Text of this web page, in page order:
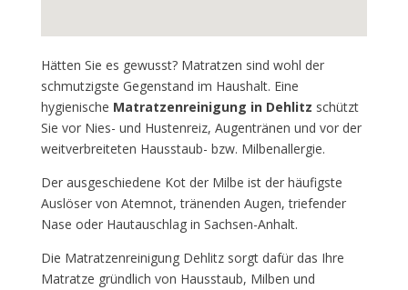
Hätten Sie es gewusst? Matratzen sind wohl der
schmutzigste Gegenstand im Haushalt. Eine
hygienische Matratzenreinigung in Dehlitz schützt
Sie vor Nies- und Hustenreiz, Augentränen und vor der
weitverbreiteten Hausstaub- bzw. Milbenallergie.
Der ausgeschiedene Kot der Milbe ist der häufigste
Auslöser von Atemnot, tränenden Augen, triefender
Nase oder Hautauschlag in Sachsen-Anhalt.
Die Matratzenreinigung Dehlitz sorgt dafür das Ihre
Matratze gründlich von Hausstaub, Milben und